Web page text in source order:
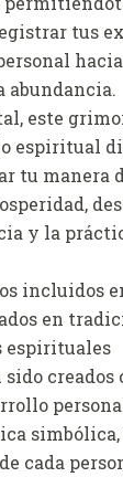
tus
abundancia.
este
espiritual
tu manera
y la
incluidos
en
espirituales
creados
simbólica,
cada